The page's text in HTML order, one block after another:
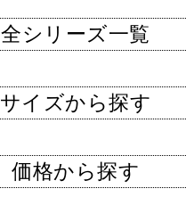
全シリーズ一覧
サイズから探す
価格から探す